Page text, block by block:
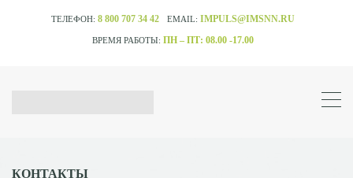
ТЕЛЕФОН: 8 800 707 34 42 EMAIL: IMPULS@IMSNN.RU
ВРЕМЯ РАБОТЫ: ПН – ПТ: 08.00 -17.00
КОНТАКТЫ